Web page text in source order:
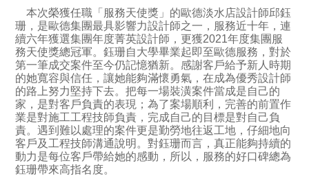
本次榮獲任職「服務天使獎」的歐德淡水店設計師邱鈺
珊，是歐德集團最具影響力設計師之一，服務近十年，連
續六年獲選集團年度菁英設計師，更獲2021年度集團服
務天使獎總冠軍。鈺珊自大學畢業起即至歐德服務，對於
第一筆成交案件至今仍記憶猶新。感謝客戶給予新人時期
的她寬容與信任，讓她能夠滿懷勇氣，在成為優秀設計師
的路上努力堅持下去。把每一場裝潢案件當成是自己的
家，是對客戶負責的表現；為了案場順利，完善的前置作
業是對施工工程技師負責，完成自己的目標是對自己負
責。遇到難以處理的案件更是勤勞地往返工地，仔細地向
客戶及工程技師溝通說明。對鈺珊而言，真正能夠持續的
動力是每位客戶帶給她的感動，所以，服務的好口碑總為
鈺珊帶來高指名度。